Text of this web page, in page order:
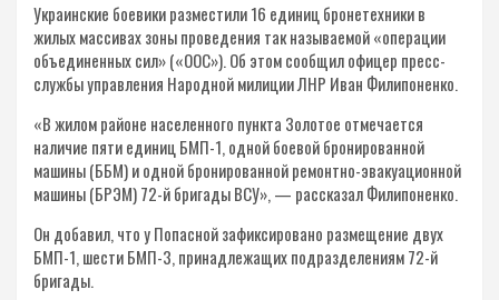
Украинские боевики разместили 16 единиц бронетехники в
жилых массивах зоны проведения так называемой «операции
объединенных сил» («ООС»). Об этом сообщил офицер пресс-
службы управления Народной милиции ЛНР Иван Филипоненко.
«В жилом районе населенного пункта Золотое отмечается
наличие пяти единиц БМП-1, одной боевой бронированной
машины (ББМ) и одной бронированной ремонтно-эвакуационной
машины (БРЭМ) 72-й бригады ВСУ», — рассказал Филипоненко.
Он добавил, что у Попасной зафиксировано размещение двух
БМП-1, шести БМП-3, принадлежащих подразделениям 72-й
бригады.